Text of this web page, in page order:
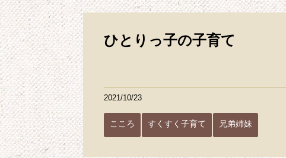
ひとりっ子の子育て
2021/10/23
こころ すくすく子育て 兄弟姉妹